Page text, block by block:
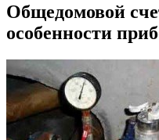
Общедомовой
особенности